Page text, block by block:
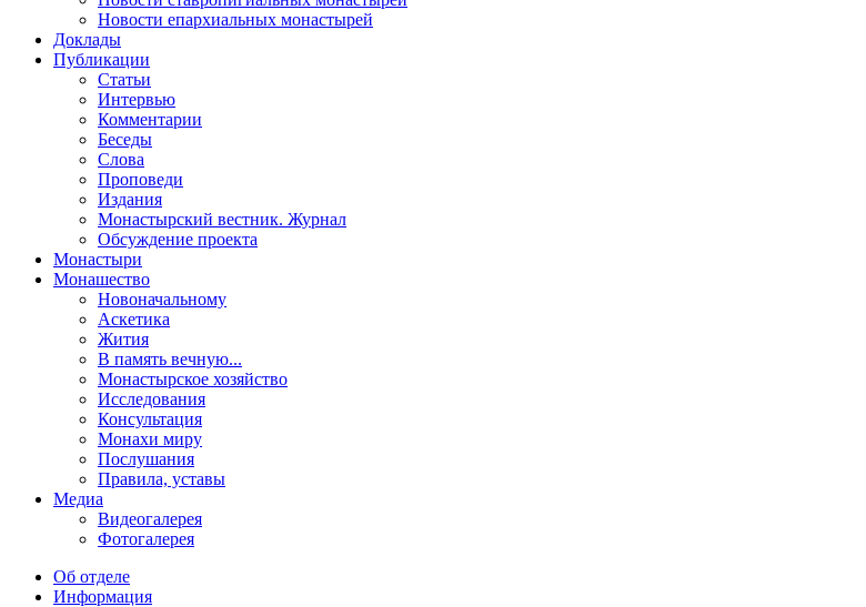
Новости епархиальных монастырей
Доклады
Публикации
Статьи
Интервью
Комментарии
Беседы
Слова
Проповеди
Издания
Монастырский вестник. Журнал
Обсуждение проекта
Монастыри
Монашество
Новоначальному
Аскетика
Жития
В память вечную...
Монастырское хозяйство
Исследования
Консультация
Монахи миру
Послушания
Правила, уставы
Медиа
Видеогалерея
Фотогалерея
Об отделе
Информация